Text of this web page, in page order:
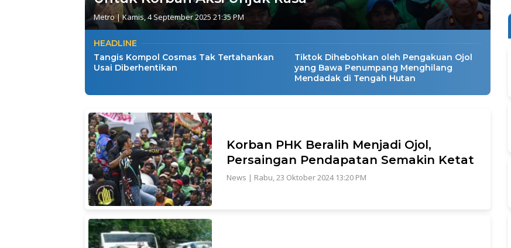
Metro|Kamis, 4 September 2025 21:35 PM
HEADLINE
Tangis Kompol Cosmas Tak Tertahankan
Usai Diberhentikan
Tiktok Dihebohkan oleh Pengakuan Ojol
yang Bawa Penumpang Menghilang
Mendadak di Tengah Hutan
Korban PHK Beralih Menjadi Ojol,
Persaingan Pendapatan Semakin Ketat
News | Rabu, 23 Oktober 2024 13:20 PM